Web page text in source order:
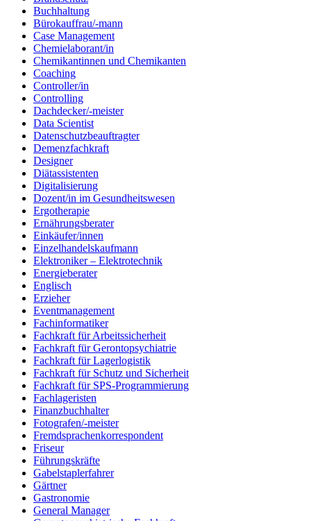
Buchhaltung
Bürokauffrau/-mann
Case Management
Chemielaborant/in
Chemikantinnen und Chemikanten
Coaching
Controller/in
Controlling
Dachdecker/-meister
Data Scientist
Datenschutzbeauftragter
Demenzfachkraft
Designer
Diätassistenten
Digitalisierung
Dozent/in im Gesundheitswesen
Ergotherapie
Ernährungsberater
Einkäufer/innen
Einzelhandelskaufmann
Elektroniker – Elektrotechnik
Energieberater
Englisch
Erzieher
Eventmanagement
Fachinformatiker
Fachkraft für Arbeitssicherheit
Fachkraft für Gerontopsychiatrie
Fachkraft für Lagerlogistik
Fachkraft für Schutz und Sicherheit
Fachkraft für SPS-Programmierung
Fachlageristen
Finanzbuchhalter
Fotografen/-meister
Fremdsprachenkorrespondent
Friseur
Führungskräfte
Gabelstaplerfahrer
Gärtner
Gastronomie
General Manager